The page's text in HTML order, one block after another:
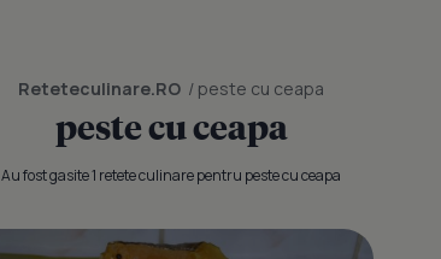
Reteteculinare.RO / peste cu ceapa
peste cu ceapa
Au fost gasite 1 retete culinare pentru peste cu ceapa